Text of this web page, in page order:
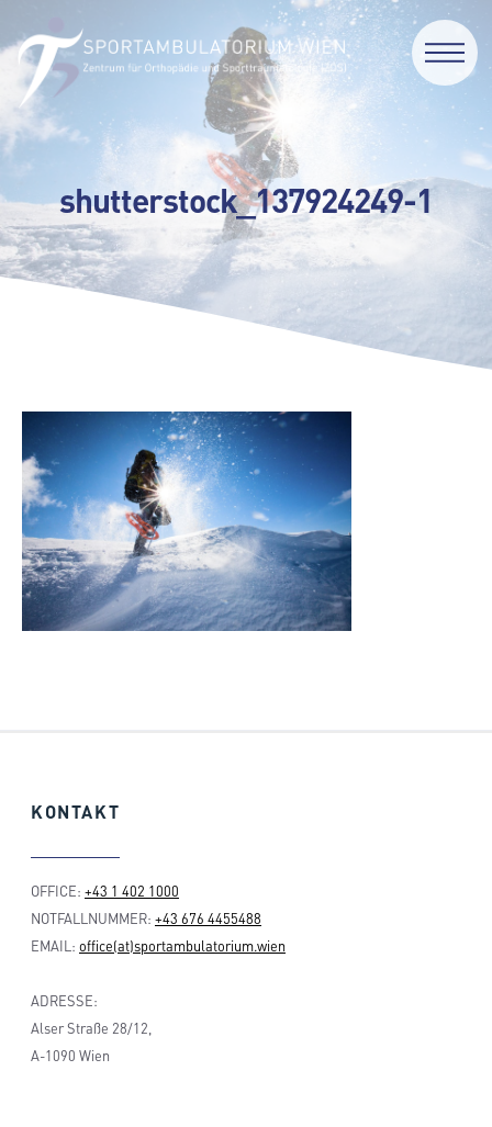
shutterstock_137924249-1
KONTAKT
OFFICE: +43 1 402 1000
NOTFALLNUMMER: +43 676 4455488
EMAIL: office(at)sportambulatorium.wien
ADRESSE:
Alser Straße 28/12,
A-1090 Wien